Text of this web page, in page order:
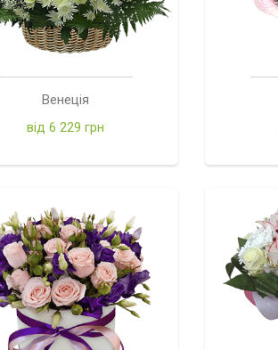
Венеція
від 6 229 грн